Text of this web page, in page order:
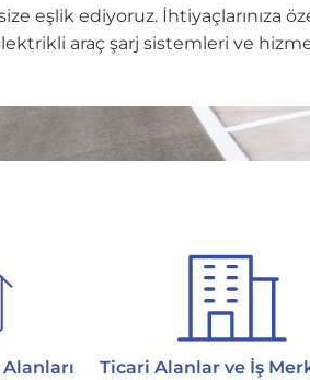
eşlik ediyoruz. İhtiyaçlarınıza
araç şarj sistemleri ve
Ticari Alanlar ve İş